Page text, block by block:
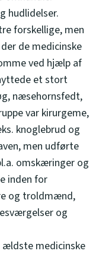
hudlidelser.
forskellige, men
de medicinske
ved hjælp af
et stort
næsehornsfedt,
var kirurgeme,
knoglebrud og
men udførte
omskæringer og
inden for
og troldmænd,
og
ældste medicinske